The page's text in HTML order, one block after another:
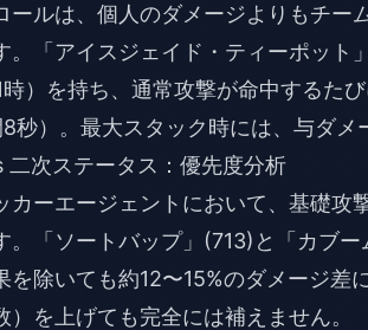
ールは、個人のダメージよりもチー
。「アイスジェイド・ティーポット
時）を持ち、通常攻撃が命中するた
秒）。最大スタック時には、与ダメ
二次ステータス：優先度分析
カーエージェントにおいて、基礎
。「ソートバップ」(713)と「カブ
を除いても約12〜15%のダメージ
を上げても完全には補えません。